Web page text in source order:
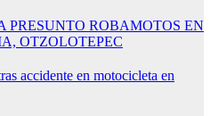
PRESUNTO ROBAMOTOS EN
OTZOLOTEPEC
accidente en motocicleta en